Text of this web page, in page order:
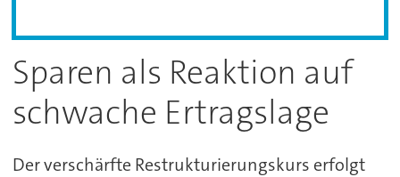
Sparen als Reaktion auf
schwache Ertragslage
Der verschärfte Restrukturierungskurs erfolgt